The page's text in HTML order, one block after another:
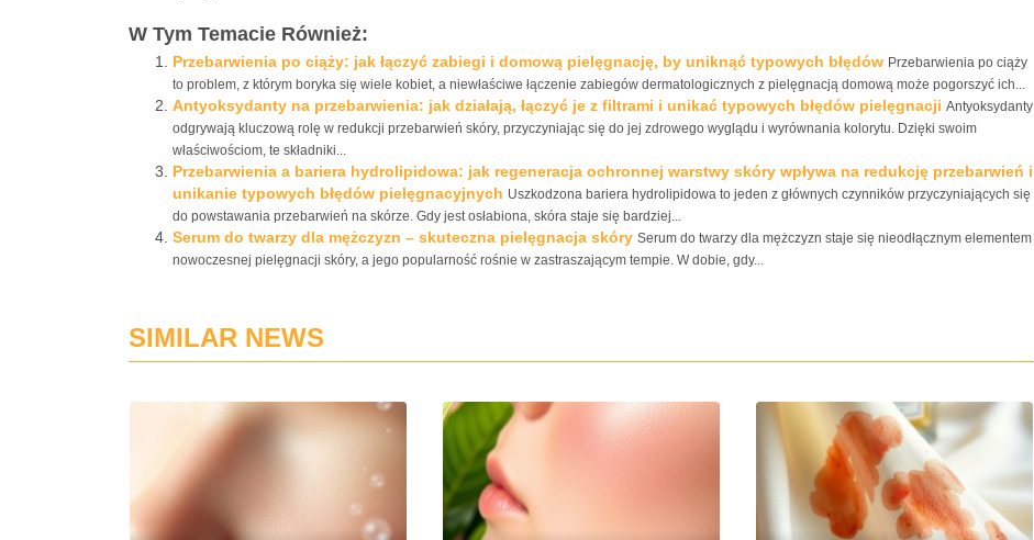
W Tym Temacie Również:
Przebarwienia po ciąży: jak łączyć zabiegi i domową pielęgnację, by uniknąć typowych błędów Przebarwienia po ciąży
to problem, z którym boryka się wiele kobiet, a niewłaściwe łączenie zabiegów dermatologicznych z pielęgnacją domową może pogorszyć ich...
Antyoksydanty na przebarwienia: jak działają, łączyć je z filtrami i unikać typowych błędów pielęgnacji Antyoksydanty
odgrywają kluczową rolę w redukcji przebarwień skóry, przyczyniając się do jej zdrowego wyglądu i wyrównania kolorytu. Dzięki swoim
właściwościom, te składniki...
Przebarwienia a bariera hydrolipidowa: jak regeneracja ochronnej warstwy skóry wpływa na redukcję przebarwień i
unikanie typowych błędów pielęgnacyjnych Uszkodzona bariera hydrolipidowa to jeden z głównych czynników przyczyniających się
do powstawania przebarwień na skórze. Gdy jest osłabiona, skóra staje się bardziej...
Serum do twarzy dla mężczyzn – skuteczna pielęgnacja skóry Serum do twarzy dla mężczyzn staje się nieodłącznym elementem
nowoczesnej pielęgnacji skóry, a jego popularność rośnie w zastraszającym tempie. W dobie, gdy...
SIMILAR NEWS